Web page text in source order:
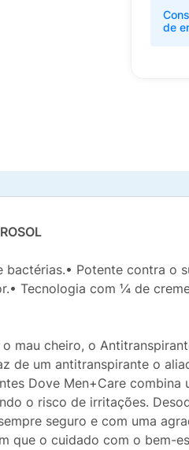
de
Potente contra o
Tecnologia com ¼ de
mau cheiro, o
de um antitranspirante o
Dove Men+Care
o risco de irritações.
seguro e com uma
que o cuidado com o